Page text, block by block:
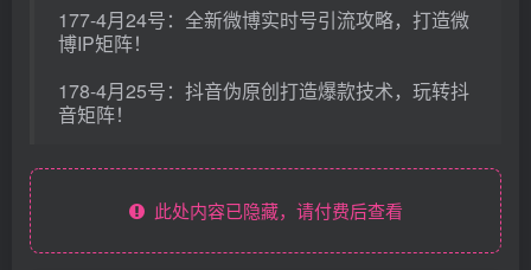
177-4月24号：全新微博实时号引流攻略，打造微
博IP矩阵！
178-4月25号：抖音伪原创打造爆款技术，玩转抖
音矩阵！
此处内容已隐藏，请付费后查看